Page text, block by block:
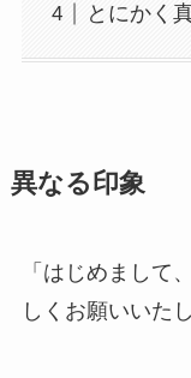
とにかく
異なる印象
「はじめまして
しくお願いいた